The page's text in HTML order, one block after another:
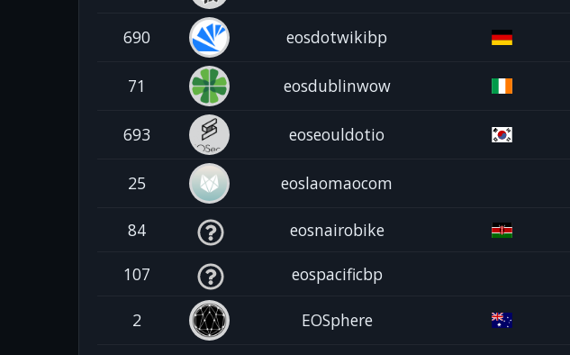
690 eosdotwikibp
71 eosdublinwow
693 eoseouldotio
25 eoslaomaocom
84 eosnairobike
107 eospacificbp
2 EOSphere